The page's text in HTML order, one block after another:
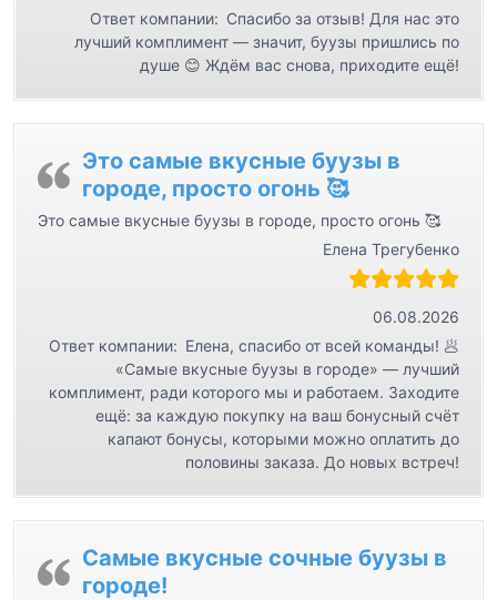
Ответ компании: Спасибо за отзыв! Для нас это
лучший комплимент — значит, буузы пришлись по
душе 😊 Ждём вас снова, приходите ещё!
Это самые вкусные буузы в
городе, просто огонь 🥰
Это самые вкусные буузы в городе, просто огонь 🥰
Елена Трегубенко
06.08.2026
Ответ компании: Елена, спасибо от всей команды! 🥟
«Самые вкусные буузы в городе» — лучший
комплимент, ради которого мы и работаем. Заходите
ещё: за каждую покупку на ваш бонусный счёт
капают бонусы, которыми можно оплатить до
половины заказа. До новых встреч!
Самые вкусные сочные буузы в
городе!